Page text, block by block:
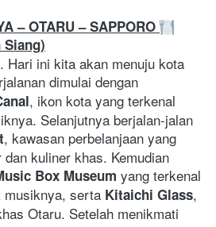
– OTARU – SAPPORO
Siang)
Hari ini kita akan menuju kota
dimulai dengan
, ikon kota yang terkenal
Selanjutnya berjalan-jalan
, kawasan perbelanjaan yang
kuliner khas. Kemudian
Box Museum yang terkenal
musiknya, serta Kitaichi Glass,
Otaru. Setelah menikmati